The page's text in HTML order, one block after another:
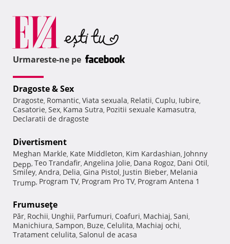
Urmareste-ne pe
Dragoste & Sex
Dragoste, Romantic, Viata sexuala, Relatii, Cuplu, Iubire,
Casatorie, Sex, Kama Sutra, Pozitii sexuale Kamasutra,
Declaratii de dragoste
Divertisment
Meghan Markle, Kate Middleton, Kim Kardashian, Johnny
Depp, Teo Trandafir, Angelina Jolie, Dana Rogoz, Dani Otil,
Smiley, Andra, Delia, Gina Pistol, Justin Bieber, Melania
Trump, Program TV, Program Pro TV, Program Antena 1
Frumuseţe
Păr, Rochii, Unghii, Parfumuri, Coafuri, Machiaj, Sani,
Manichiura, Sampon, Buze, Celulita, Machiaj ochi,
Tratament celulita, Salonul de acasa